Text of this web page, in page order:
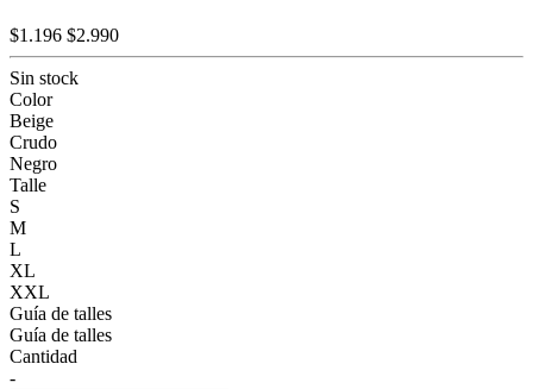
$1.196 $2.990
Sin stock
Color
Beige
Crudo
Negro
Talle
S
M
L
XL
XXL
Guía de talles
Guía de talles
Cantidad
-